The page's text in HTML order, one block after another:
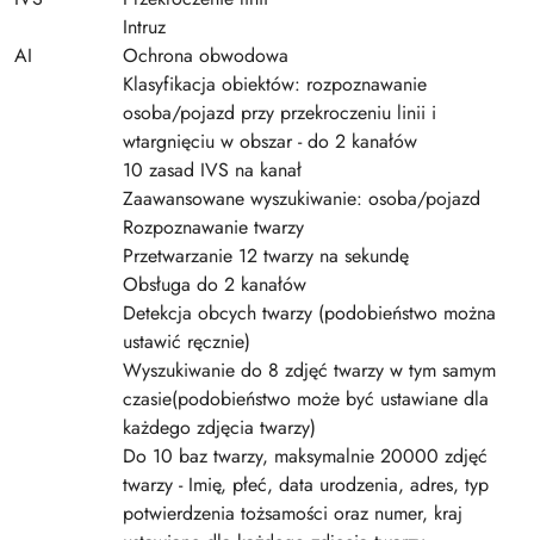
Intruz
AI
Ochrona obwodowa
Klasyfikacja obiektów: rozpoznawanie
osoba/pojazd przy przekroczeniu linii i
wtargnięciu w obszar - do 2 kanałów
10 zasad IVS na kanał
Zaawansowane wyszukiwanie: osoba/pojazd
Rozpoznawanie twarzy
Przetwarzanie 12 twarzy na sekundę
Obsługa do 2 kanałów
Detekcja obcych twarzy (podobieństwo można
ustawić ręcznie)
Wyszukiwanie do 8 zdjęć twarzy w tym samym
czasie(podobieństwo może być ustawiane dla
każdego zdjęcia twarzy)
Do 10 baz twarzy, maksymalnie 20000 zdjęć
twarzy - Imię, płeć, data urodzenia, adres, typ
potwierdzenia tożsamości oraz numer, kraj